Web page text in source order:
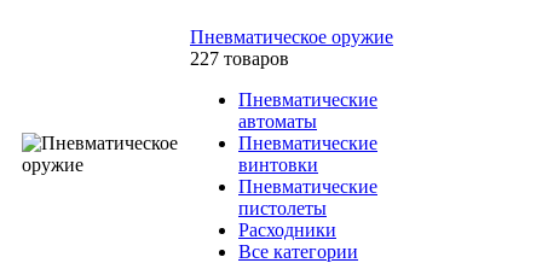
Пневматическое оружие
227 товаров
Пневматические
автоматы
Пневматические
винтовки
Пневматические
пистолеты
Расходники
Все категории